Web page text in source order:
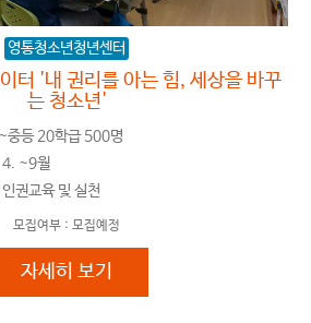
영통청소년청년센터
터 '내 권리를 아는 힘, 세상을 바꾸
는 청소년'
중등 20학급 500명
~9월
권교육 및 실천
모집여부 : 모집예정
청소년 권리 크리에이터 '내 권리를
자세히 보기